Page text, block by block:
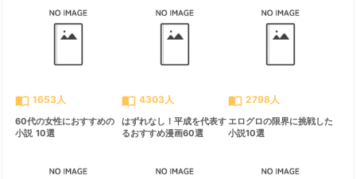
import_contacts 1653人
60代の女性におすすめの
小説 10選
import_contacts 4303人
はずれなし！平成を代表す
るおすすめ漫画60選
import_contacts 2798人
エログロの限界に挑戦した
小説10選